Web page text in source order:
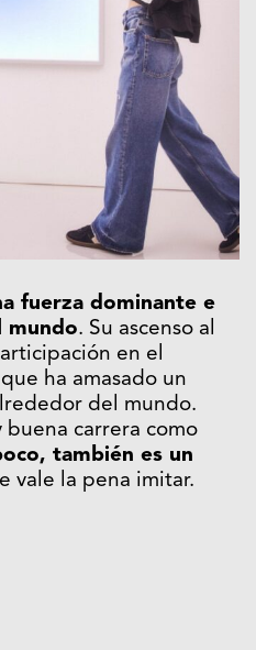
fuerza dominante e
mundo. Su ascenso al
en el
ha amasado un
del mundo.
buena carrera como
también es un
vale la pena imitar.